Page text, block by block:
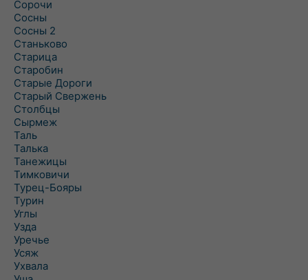
Сорочи
Сосны
Сосны 2
Станьково
Старица
Старобин
Старые Дороги
Старый Свержень
Столбцы
Сырмеж
Таль
Талька
Танежицы
Тимковичи
Турец-Бояры
Турин
Углы
Узда
Уречье
Усяж
Ухвала